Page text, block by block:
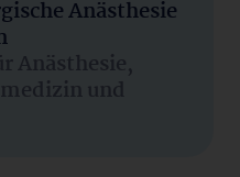
Anästhesie
Anästhesie,
und